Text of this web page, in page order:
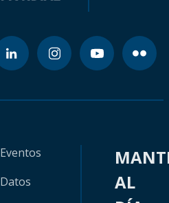
Eventos
Datos
AL